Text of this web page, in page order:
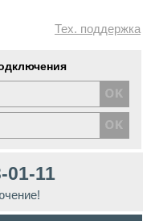
Тех. поддержка
01-11